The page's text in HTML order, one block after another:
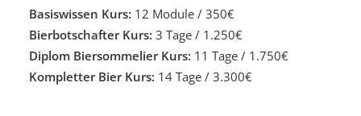
Basiswissen Kurs: 12 Module / 350€
Bierbotschafter Kurs: 3 Tage / 1.250€
Diplom Biersommelier Kurs: 11 Tage / 1.750€
Kompletter Bier Kurs: 14 Tage / 3.300€